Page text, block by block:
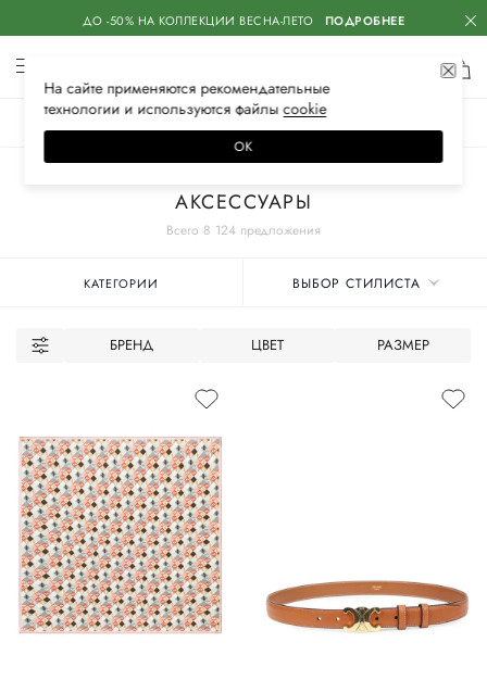
ДО -50% НА КОЛЛЕКЦИИ ВЕСНА-ЛЕТО ПОДРОБНЕЕ
Всего 8 124 предложения
АКСЕССУАРЫ
КАТЕГОРИИ ВЫБОР СТИЛИСТА
БРЕНД ЦВЕТ РАЗМЕР
На сайте применяются рекомендательные
технологии и используются файлысооkiе
ОК